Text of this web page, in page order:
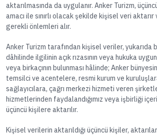
aktarılmasında da uygulanır. Anker Turizm,
amacı ile sınırlı olacak şekilde kişisel veri aktarır
gerekli önlemleri alır.
Anker Turizm tarafından kişisel veriler,
dâhilinde ilgilinin açık rızasının veya hukuka
veya birkaçının bulunması hâlinde; Anker
temsilci ve acentelere, resmi kurum ve
sağlayıcılara, çağrı merkezi hizmeti veren
hizmetlerinden faydalandığımız veya işbirliği
üçüncü kişilere aktarılır.
Kişisel verilerin aktarıldığı üçüncü kişiler,